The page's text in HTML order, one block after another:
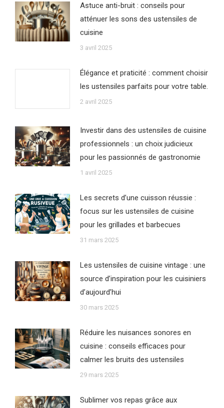
Astuce anti-bruit : conseils pour
atténuer les sons des ustensiles de
cuisine
3 avril 2025
Élégance et praticité : comment choisir
les ustensiles parfaits pour votre table.
2 avril 2025
Investir dans des ustensiles de cuisine
professionnels : un choix judicieux
pour les passionnés de gastronomie
1 avril 2025
Les secrets d’une cuisson réussie :
focus sur les ustensiles de cuisine
pour les grillades et barbecues
31 mars 2025
Les ustensiles de cuisine vintage : une
source d’inspiration pour les cuisiniers
d’aujourd’hui
30 mars 2025
Réduire les nuisances sonores en
cuisine : conseils efficaces pour
calmer les bruits des ustensiles
29 mars 2025
Sublimer vos repas grâce aux